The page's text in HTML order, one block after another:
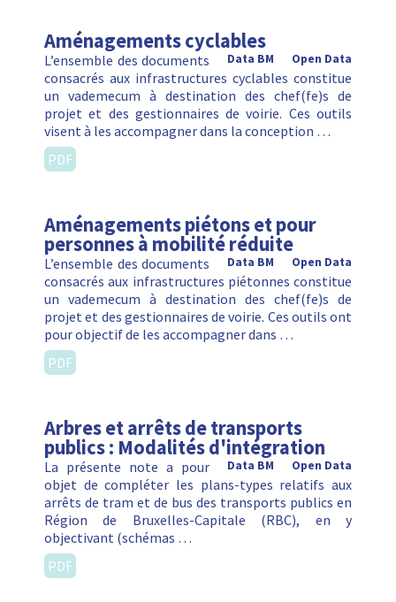
Aménagements cyclables
Open Data
Data BM
L’ensemble des documents
consacrés aux infrastructures cyclables constitue
un vademecum à destination des chef(fe)s de
projet et des gestionnaires de voirie. Ces outils
visent à les accompagner dans la conception …
PDF
Aménagements piétons et pour
personnes à mobilité réduite
Open Data
Data BM
L’ensemble des documents
consacrés aux infrastructures piétonnes constitue
un vademecum à destination des chef(fe)s de
projet et des gestionnaires de voirie. Ces outils ont
pour objectif de les accompagner dans …
PDF
Arbres et arrêts de transports
publics : Modalités d'intégration
Open Data
Data BM
La présente note a pour
objet de compléter les plans-types relatifs aux
arrêts de tram et de bus des transports publics en
Région de Bruxelles-Capitale (RBC), en y
objectivant (schémas …
PDF